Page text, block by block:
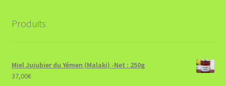
Produits
Miel Jujubier du Yémen (Malaki) -Net : 250g
37,00€